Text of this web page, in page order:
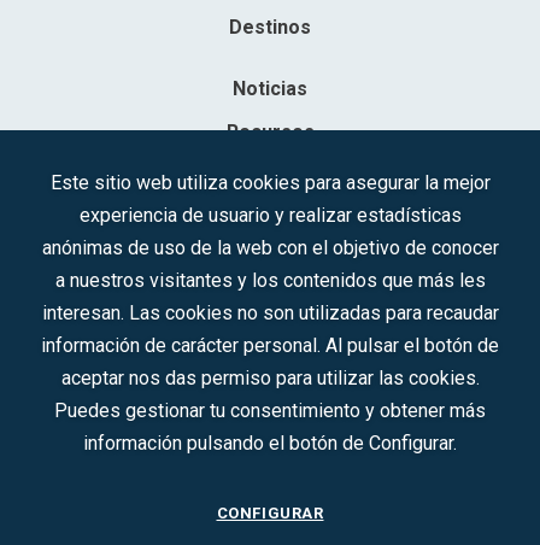
Destinos
Noticias
Recursos
Contacto
Sociedad Mercantil Estatal para la Gestión de la Innovación y las
Síguenos en redes sociales:
CONTACTO
Este sitio web utiliza cookies para asegurar la mejor
experiencia de usuario y realizar estadísticas
anónimas de uso de la web con el objetivo de conocer
a nuestros visitantes y los contenidos que más les
interesan. Las cookies no son utilizadas para recaudar
información de carácter personal. Al pulsar el botón de
aceptar nos das permiso para utilizar las cookies.
Puedes gestionar tu consentimiento y obtener más
información pulsando el botón de Configurar.
CONFIGURAR